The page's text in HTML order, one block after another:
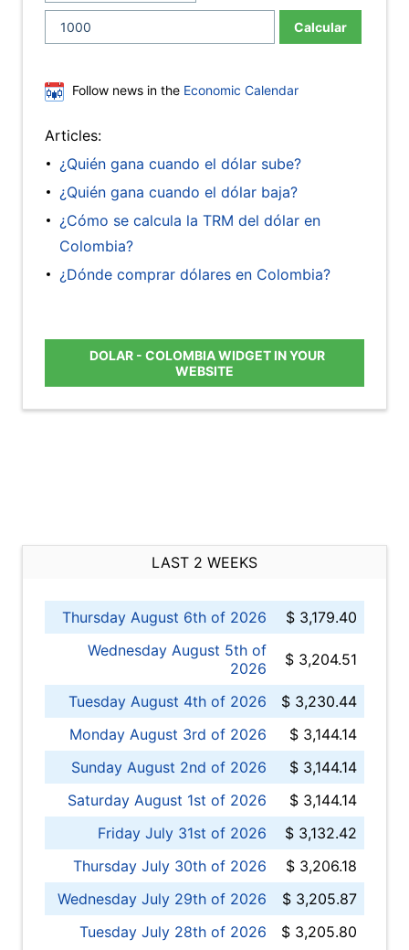
Calcular
Follow news in the Economic Calendar
Articles:
¿Quién gana cuando el dólar sube?
¿Quién gana cuando el dólar baja?
¿Cómo se calcula la TRM del dólar en
Colombia?
¿Dónde comprar dólares en Colombia?
DOLAR - COLOMBIA WIDGET IN YOUR
WEBSITE
LAST 2 WEEKS
Thursday August 6th of 2026
$ 3,179.40
Wednesday August 5th of
2026
$ 3,204.51
Tuesday August 4th of 2026
$ 3,230.44
Monday August 3rd of 2026
$ 3,144.14
Sunday August 2nd of 2026
$ 3,144.14
Saturday August 1st of 2026
$ 3,144.14
Friday July 31st of 2026
$ 3,132.42
Thursday July 30th of 2026
$ 3,206.18
Wednesday July 29th of 2026
$ 3,205.87
Tuesday July 28th of 2026
$ 3,205.80